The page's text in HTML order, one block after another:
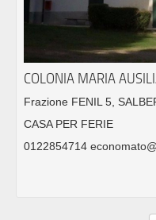
COLONIA MARIA
Frazione FENIL 5,
CASA PER FERIE
0122854714